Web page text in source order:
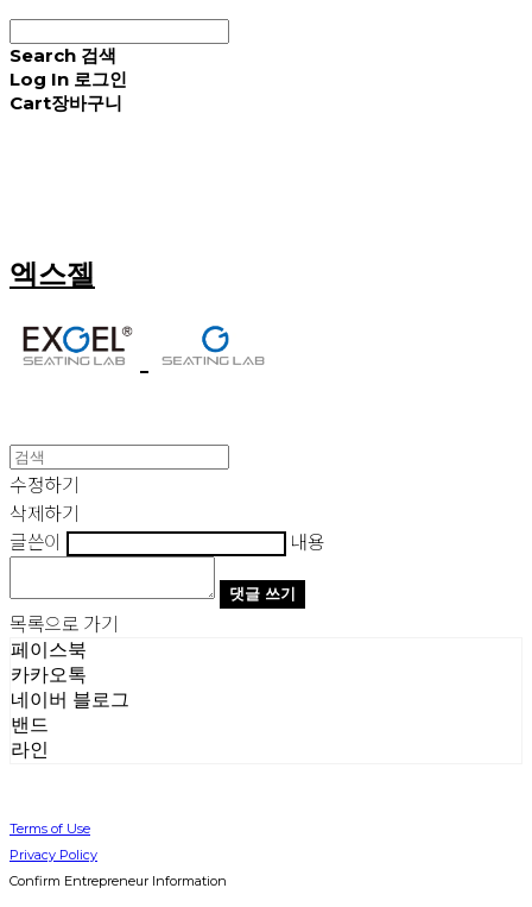
Search 검색
Log In 로그인
Cart장바구니
엑스젤
수정하기
삭제하기
글쓴이
내용
댓글 쓰기
목록으로 가기
페이스북
카카오톡
네이버 블로그
밴드
라인
Terms of Use
Privacy Policy
Confirm Entrepreneur Information